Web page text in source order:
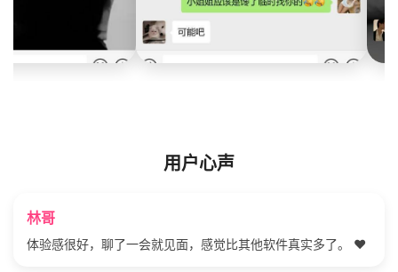
用户心声
林哥
体验感很好，聊了一会就见面，感觉比其他软件真实多了。 ❤️